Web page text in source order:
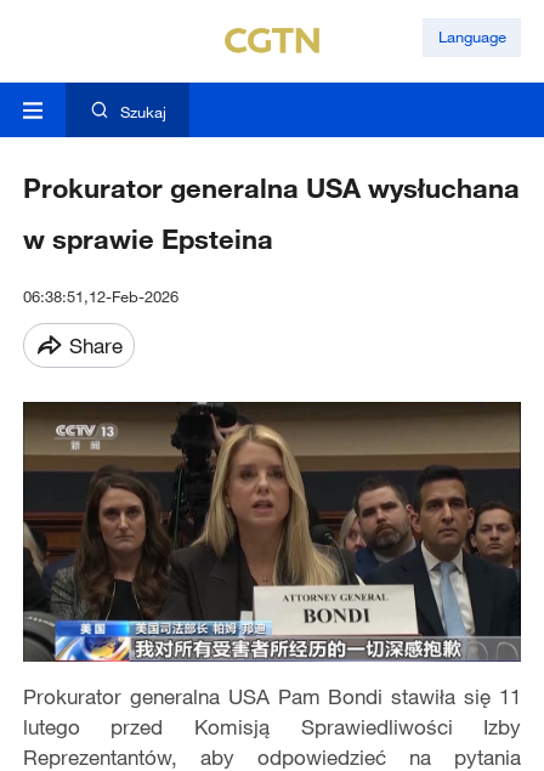
Language
Szukaj
Prokurator generalna USA wysłuchana
w sprawie Epsteina
06:38:51,12-Feb-2026
Share
Prokurator generalna USA Pam Bondi stawiła się 11
lutego przed Komisją Sprawiedliwości Izby
Reprezentantów, aby odpowiedzieć na pytania